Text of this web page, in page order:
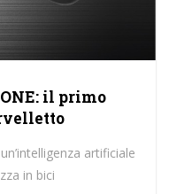
il primo
artificiale
in bici